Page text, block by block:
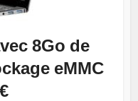
8Go de
eMMC